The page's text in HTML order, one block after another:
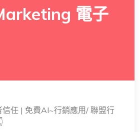
電子
任 | 免費AI~行銷應用/ 聯盟行